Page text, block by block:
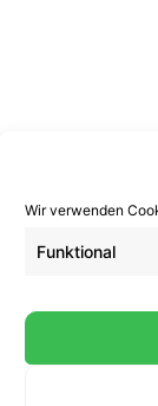
Wir verwenden
Funktional